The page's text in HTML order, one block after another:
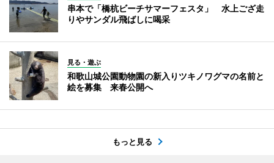
串本で「橋杭ビーチサマーフェスタ」 水上ござ走
りやサンダル飛ばしに喝采
見る・遊ぶ
和歌山城公園動物園の新入りツキノワグマの名前と
絵を募集 来春公開へ
もっと見る